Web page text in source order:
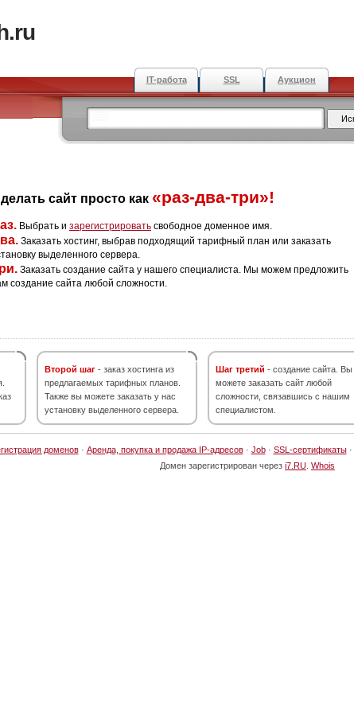
IT-работа SSL Аукцион
сайт просто как «раз-два-три»!
Выбрать и зарегистрировать свободное доменное имя.
Заказать хостинг, выбрав подходящий тарифный план или заказать
выделенного сервера.
Заказать создание сайта у нашего специалиста. Мы можем предложить
создание сайта любой сложности.
Второй шаг - заказ хостинга из
предлагаемых тарифных планов.
Также вы можете заказать у нас
установку выделенного сервера.
Шаг третий - создание сайта. Вы
можете заказать сайт любой
сложности, связавшись с нашим
специалистом.
доменов· Аренда, покупка и продажа IP-адресов· Job· SSL-сертификаты·
Домен зарегистрирован через i7.RU Whois